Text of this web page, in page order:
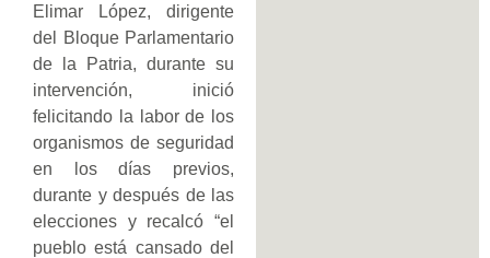
Elimar López, dirigente
del Bloque Parlamentario
de la Patria, durante su
intervención, inició
felicitando la labor de los
organismos de seguridad
en los días previos,
durante y después de las
elecciones y recalcó “el
pueblo está cansado del